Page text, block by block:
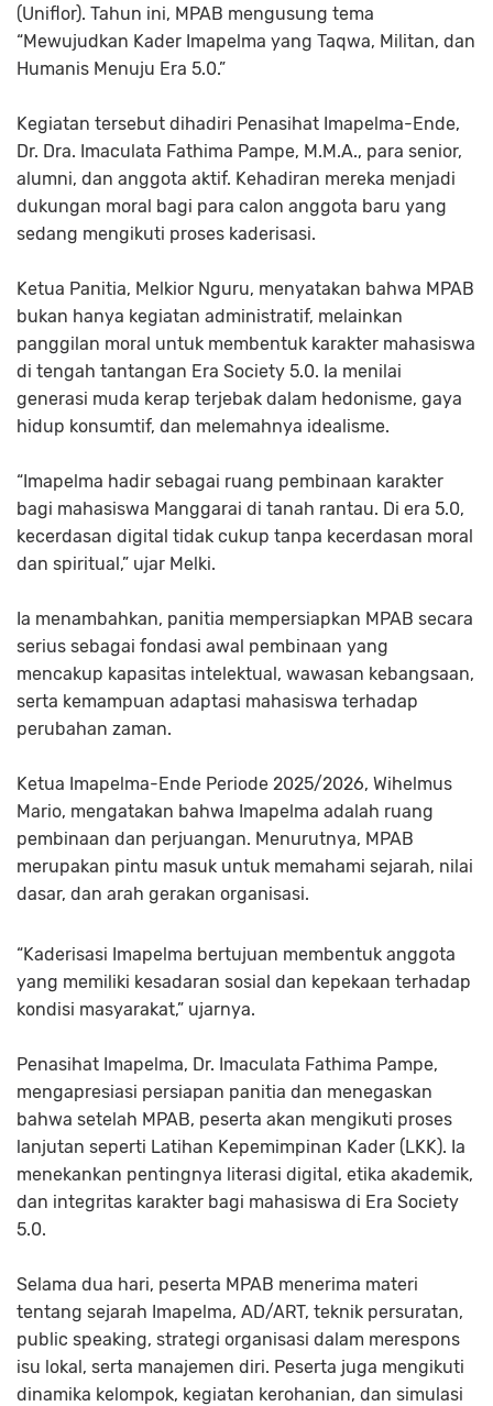
(Uniflor). Tahun ini, MPAB mengusung tema
“Mewujudkan Kader Imapelma yang Taqwa, Militan, dan
Humanis Menuju Era 5.0.”
Kegiatan tersebut dihadiri Penasihat Imapelma-Ende,
Dr. Dra. Imaculata Fathima Pampe, M.M.A., para senior,
alumni, dan anggota aktif. Kehadiran mereka menjadi
dukungan moral bagi para calon anggota baru yang
sedang mengikuti proses kaderisasi.
Ketua Panitia, Melkior Nguru, menyatakan bahwa MPAB
bukan hanya kegiatan administratif, melainkan
panggilan moral untuk membentuk karakter mahasiswa
di tengah tantangan Era Society 5.0. Ia menilai
generasi muda kerap terjebak dalam hedonisme, gaya
hidup konsumtif, dan melemahnya idealisme.
“Imapelma hadir sebagai ruang pembinaan karakter
bagi mahasiswa Manggarai di tanah rantau. Di era 5.0,
kecerdasan digital tidak cukup tanpa kecerdasan moral
dan spiritual,” ujar Melki.
Ia menambahkan, panitia mempersiapkan MPAB secara
serius sebagai fondasi awal pembinaan yang
mencakup kapasitas intelektual, wawasan kebangsaan,
serta kemampuan adaptasi mahasiswa terhadap
perubahan zaman.
Ketua Imapelma-Ende Periode 2025/2026, Wihelmus
Mario, mengatakan bahwa Imapelma adalah ruang
pembinaan dan perjuangan. Menurutnya, MPAB
merupakan pintu masuk untuk memahami sejarah, nilai
dasar, dan arah gerakan organisasi.
“Kaderisasi Imapelma bertujuan membentuk anggota
yang memiliki kesadaran sosial dan kepekaan terhadap
kondisi masyarakat,” ujarnya.
Penasihat Imapelma, Dr. Imaculata Fathima Pampe,
mengapresiasi persiapan panitia dan menegaskan
bahwa setelah MPAB, peserta akan mengikuti proses
lanjutan seperti Latihan Kepemimpinan Kader (LKK). Ia
menekankan pentingnya literasi digital, etika akademik,
dan integritas karakter bagi mahasiswa di Era Society
5.0.
Selama dua hari, peserta MPAB menerima materi
tentang sejarah Imapelma, AD/ART, teknik persuratan,
public speaking, strategi organisasi dalam merespons
isu lokal, serta manajemen diri. Peserta juga mengikuti
dinamika kelompok, kegiatan kerohanian, dan simulasi